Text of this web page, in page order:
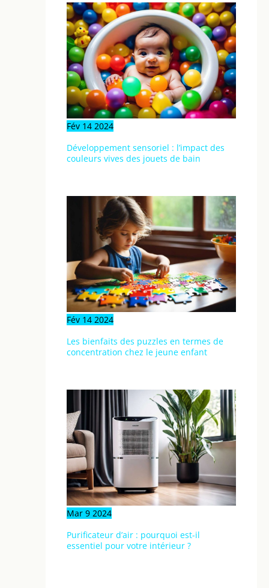
Fév 14 2024
Développement sensoriel : l’impact des
couleurs vives des jouets de bain
Fév 14 2024
Les bienfaits des puzzles en termes de
concentration chez le jeune enfant
Mar 9 2024
Purificateur d’air : pourquoi est-il
essentiel pour votre intérieur ?